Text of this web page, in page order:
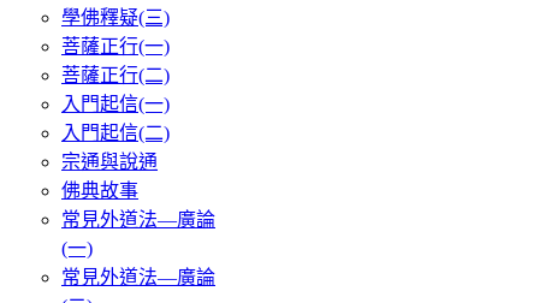
學佛釋疑(三)
菩薩正行(一)
菩薩正行(二)
入門起信(一)
入門起信(二)
宗通與說通
佛典故事
常見外道法—廣論
(一)
常見外道法—廣論